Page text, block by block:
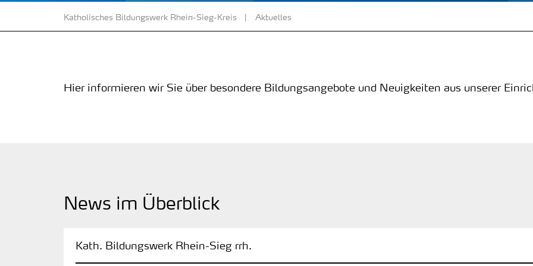
Katholisches Bildungswerk Rhein-Sieg-Kreis Aktuelles
Hier informieren wir Sie über besondere Bildungsangebote und Neuigkeiten aus unserer
News im Überblick
Kath. Bildungswerk Rhein-Sieg rrh.
: